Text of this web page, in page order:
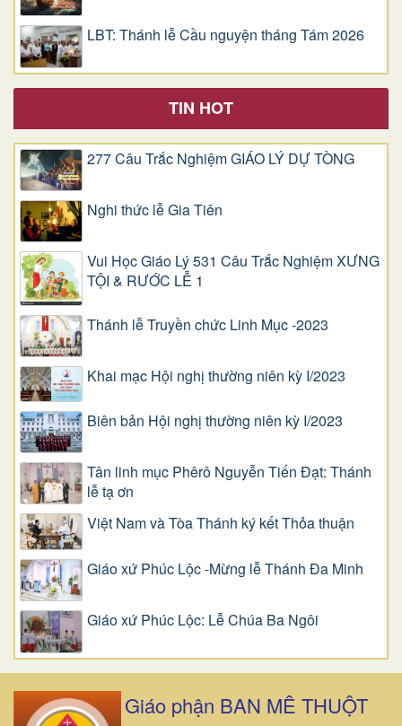
LBT: Thánh lễ Cầu nguyện tháng Tám 2026
TIN HOT
277 Câu Trắc Nghiệm GIÁO LÝ DỰ TÒNG
Nghi thức lễ Gia Tiên
Vui Học Giáo Lý 531 Câu Trắc Nghiệm XƯNG
TỘI & RƯỚC LỄ 1
Thánh lễ Truyền chức Linh Mục -2023
Khai mạc Hội nghị thường niên kỳ I/2023
Biên bản Hội nghị thường niên kỳ I/2023
Tân linh mục Phêrô Nguyễn Tiến Đạt: Thánh
lễ tạ ơn
Việt Nam và Tòa Thánh ký kết Thỏa thuận
Giáo xứ Phúc Lộc -Mừng lễ Thánh Đa Minh
Giáo xứ Phúc Lộc: Lễ Chúa Ba Ngôi
Giáo phận BAN MÊ THUỘT